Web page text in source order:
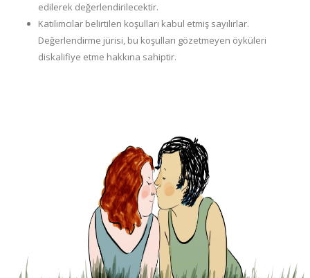
edilerek değerlendirilecektir.
Katılımcılar belirtilen koşulları kabul etmiş sayılırlar.
Değerlendirme jürisi, bu koşulları gözetmeyen öyküleri
diskalifiye etme hakkına sahiptir.